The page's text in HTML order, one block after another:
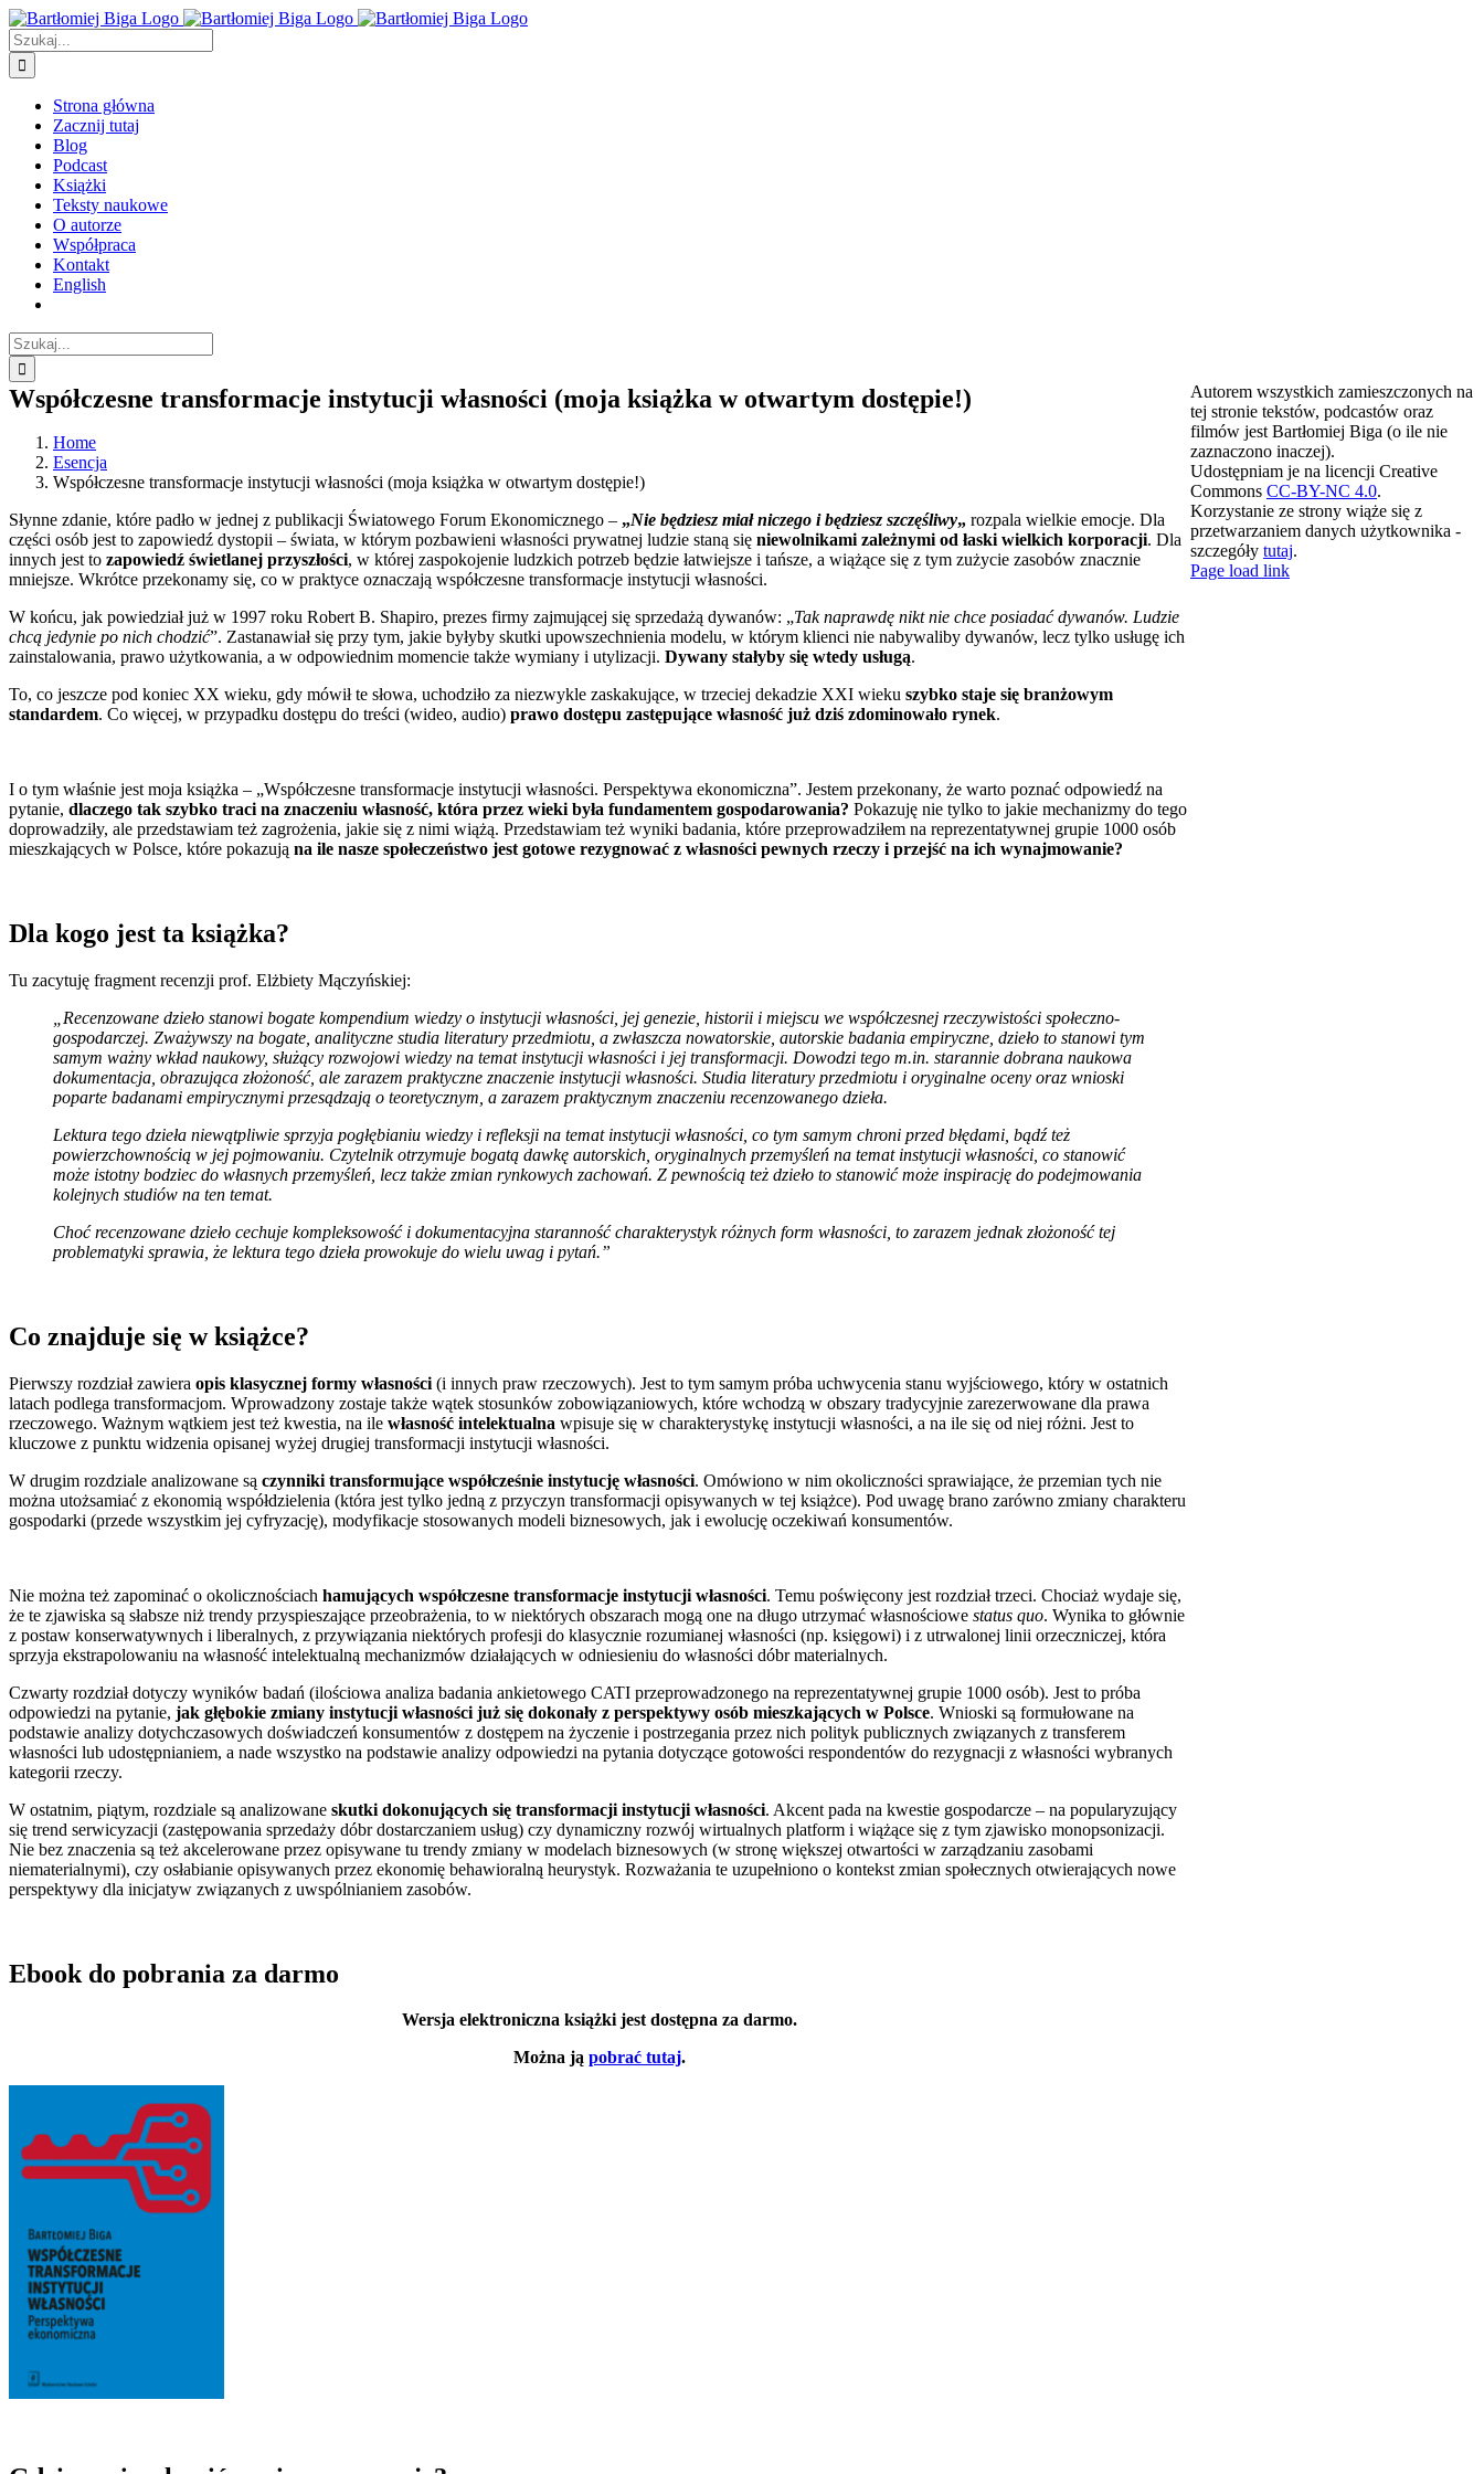
Przejdź
do
zawartości
Szukaj
Strona główna
Zacznij tutaj
Blog
Podcast
Książki
Teksty naukowe
O autorze
Współpraca
Kontakt
English
Szukaj
Współczesne transformacje instytucji własności (moja książka w otwartym dostępie!)
Home
Esencja
Współczesne transformacje instytucji własności (moja książka w otwartym dostępie!)
Słynne zdanie, które padło w jednej z publikacji Światowego Forum Ekonomicznego – „Nie będziesz miał niczego i będziesz szczęśliwy„ rozpala wielkie emocje. Dla
części osób jest to zapowiedź dystopii – świata, w którym pozbawieni własności prywatnej ludzie staną się niewolnikami zależnymi od łaski wielkich korporacji. Dla
innych jest to zapowiedź świetlanej przyszłości, w której zaspokojenie ludzkich potrzeb będzie łatwiejsze i tańsze, a wiążące się z tym zużycie zasobów znacznie
mniejsze. Wkrótce przekonamy się, co w praktyce oznaczają współczesne transformacje instytucji własności.
W końcu, jak powiedział już w 1997 roku Robert B. Shapiro, prezes firmy zajmującej się sprzedażą dywanów: „Tak naprawdę nikt nie chce posiadać dywanów. Ludzie
chcą jedynie po nich chodzić”. Zastanawiał się przy tym, jakie byłyby skutki upowszechnienia modelu, w którym klienci nie nabywaliby dywanów, lecz tylko usługę ich
zainstalowania, prawo użytkowania, a w odpowiednim momencie także wymiany i utylizacji. Dywany stałyby się wtedy usługą.
To, co jeszcze pod koniec XX wieku, gdy mówił te słowa, uchodziło za niezwykle zaskakujące, w trzeciej dekadzie XXI wieku szybko staje się branżowym
standardem. Co więcej, w przypadku dostępu do treści (wideo, audio) prawo dostępu zastępujące własność już dziś zdominowało rynek.
I o tym właśnie jest moja książka – „Współczesne transformacje instytucji własności. Perspektywa ekonomiczna”. Jestem przekonany, że warto poznać odpowiedź na
pytanie, dlaczego tak szybko traci na znaczeniu własność, która przez wieki była fundamentem gospodarowania? Pokazuję nie tylko to jakie mechanizmy do tego
doprowadziły, ale przedstawiam też zagrożenia, jakie się z nimi wiążą. Przedstawiam też wyniki badania, które przeprowadziłem na reprezentatywnej grupie 1000 osób
mieszkających w Polsce, które pokazują na ile nasze społeczeństwo jest gotowe rezygnować z własności pewnych rzeczy i przejść na ich wynajmowanie?
Dla kogo jest ta książka?
Tu zacytuję fragment recenzji prof. Elżbiety Mączyńskiej:
„Recenzowane dzieło stanowi bogate kompendium wiedzy o instytucji własności, jej genezie, historii i miejscu we współczesnej rzeczywistości społeczno-
gospodarczej. Zważywszy na bogate, analityczne studia literatury przedmiotu, a zwłaszcza nowatorskie, autorskie badania empiryczne, dzieło to stanowi tym
samym ważny wkład naukowy, służący rozwojowi wiedzy na temat instytucji własności i jej transformacji. Dowodzi tego m.in. starannie dobrana naukowa
dokumentacja, obrazująca złożoność, ale zarazem praktyczne znaczenie instytucji własności. Studia literatury przedmiotu i oryginalne oceny oraz wnioski
poparte badanami empirycznymi przesądzają o teoretycznym, a zarazem praktycznym znaczeniu recenzowanego dzieła.
Lektura tego dzieła niewątpliwie sprzyja pogłębianiu wiedzy i refleksji na temat instytucji własności, co tym samym chroni przed błędami, bądź też
powierzchownością w jej pojmowaniu. Czytelnik otrzymuje bogatą dawkę autorskich, oryginalnych przemyśleń na temat instytucji własności, co stanowić
może istotny bodziec do własnych przemyśleń, lecz także zmian rynkowych zachowań. Z pewnością też dzieło to stanowić może inspirację do podejmowania
kolejnych studiów na ten temat.
Choć recenzowane dzieło cechuje kompleksowość i dokumentacyjna staranność charakterystyk różnych form własności, to zarazem jednak złożoność tej
problematyki sprawia, że lektura tego dzieła prowokuje do wielu uwag i pytań.”
Co znajduje się w książce?
Pierwszy rozdział zawiera opis klasycznej formy własności (i innych praw rzeczowych). Jest to tym samym próba uchwycenia stanu wyjściowego, który w ostatnich
latach podlega transformacjom. Wprowadzony zostaje także wątek stosunków zobowiązaniowych, które wchodzą w obszary tradycyjnie zarezerwowane dla prawa
rzeczowego. Ważnym wątkiem jest też kwestia, na ile własność intelektualna wpisuje się w charakterystykę instytucji własności, a na ile się od niej różni. Jest to
kluczowe z punktu widzenia opisanej wyżej drugiej transformacji instytucji własności.
W drugim rozdziale analizowane są czynniki transformujące współcześnie instytucję własności. Omówiono w nim okoliczności sprawiające, że przemian tych nie
można utożsamiać z ekonomią współdzielenia (która jest tylko jedną z przyczyn transformacji opisywanych w tej książce). Pod uwagę brano zarówno zmiany charakteru
gospodarki (przede wszystkim jej cyfryzację), modyfikacje stosowanych modeli biznesowych, jak i ewolucję oczekiwań konsumentów.
Nie można też zapominać o okolicznościach hamujących współczesne transformacje instytucji własności. Temu poświęcony jest rozdział trzeci. Chociaż wydaje się,
że te zjawiska są słabsze niż trendy przyspieszające przeobrażenia, to w niektórych obszarach mogą one na długo utrzymać własnościowe status quo. Wynika to głównie
z postaw konserwatywnych i liberalnych, z przywiązania niektórych profesji do klasycznie rozumianej własności (np. księgowi) i z utrwalonej linii orzeczniczej, która
sprzyja ekstrapolowaniu na własność intelektualną mechanizmów działających w odniesieniu do własności dóbr materialnych.
Czwarty rozdział dotyczy wyników badań (ilościowa analiza badania ankietowego CATI przeprowadzonego na reprezentatywnej grupie 1000 osób). Jest to próba
odpowiedzi na pytanie, jak głębokie zmiany instytucji własności już się dokonały z perspektywy osób mieszkających w Polsce. Wnioski są formułowane na
podstawie analizy dotychczasowych doświadczeń konsumentów z dostępem na życzenie i postrzegania przez nich polityk publicznych związanych z transferem
własności lub udostępnianiem, a nade wszystko na podstawie analizy odpowiedzi na pytania dotyczące gotowości respondentów do rezygnacji z własności wybranych
kategorii rzeczy.
W ostatnim, piątym, rozdziale są analizowane skutki dokonujących się transformacji instytucji własności. Akcent pada na kwestie gospodarcze – na popularyzujący
się trend serwicyzacji (zastępowania sprzedaży dóbr dostarczaniem usług) czy dynamiczny rozwój wirtualnych platform i wiążące się z tym zjawisko monopsonizacji.
Nie bez znaczenia są też akcelerowane przez opisywane tu trendy zmiany w modelach biznesowych (w stronę większej otwartości w zarządzaniu zasobami
niematerialnymi), czy osłabianie opisywanych przez ekonomię behawioralną heurystyk. Rozważania te uzupełniono o kontekst zmian społecznych otwierających nowe
perspektywy dla inicjatyw związanych z uwspólnianiem zasobów.
Ebook do pobrania za darmo
Wersja elektroniczna książki jest dostępna za darmo.
Można ją pobrać tutaj.
Autorem wszystkich zamieszczonych na
tej stronie tekstów, podcastów oraz
filmów jest Bartłomiej Biga (o ile nie
zaznaczono inaczej).
Udostępniam je na licencji Creative
Commons CC-BY-NC 4.0.
Korzystanie ze strony wiąże się z
przetwarzaniem danych użytkownika -
szczegóły tutaj.
X
LinkedIn
Spotify
YouTube
Email
Rss
Page load link